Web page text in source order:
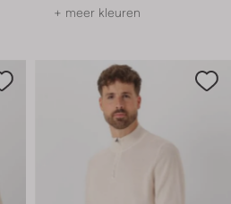
+ meer kleuren